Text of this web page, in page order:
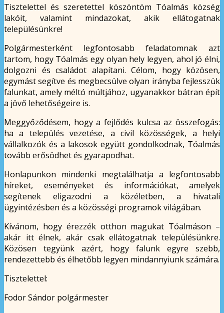
Tisztelettel és szeretettel köszöntöm Tóalmás község
lakóit, valamint mindazokat, akik ellátogatnak
településünkre!
Polgármesterként legfontosabb feladatomnak azt
tartom, hogy Tóalmás egy olyan hely legyen, ahol jó élni,
dolgozni és családot alapítani. Célom, hogy közösen,
egymást segítve és megbecsülve olyan irányba fejlesszük
falunkat, amely méltó múltjához, ugyanakkor bátran épít
a jövő lehetőségeire is.
Meggyőződésem, hogy a fejlődés kulcsa az összefogás:
ha a település vezetése, a civil közösségek, a helyi
vállalkozók és a lakosok együtt gondolkodnak, Tóalmás
tovább erősödhet és gyarapodhat.
Honlapunkon mindenki megtalálhatja a legfontosabb
híreket, eseményeket és információkat, amelyek
segítenek eligazodni a közéletben, a hivatali
ügyintézésben és a közösségi programok világában.
Kívánom, hogy érezzék otthon magukat Tóalmáson –
akár itt élnek, akár csak ellátogatnak településünkre.
Közösen tegyünk azért, hogy falunk egyre szebb,
rendezettebb és élhetőbb legyen mindannyiunk számára.
Tisztelettel:
Fodor Sándor polgármester